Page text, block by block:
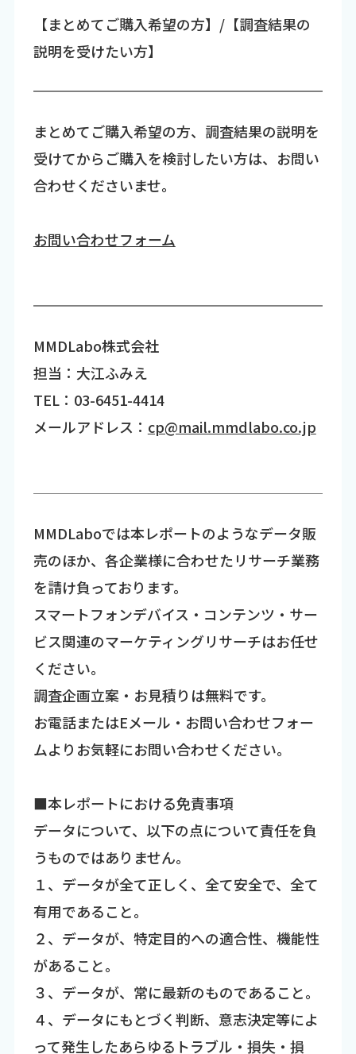
【まとめてご購入希望の方】/【調査結果の
説明を受けたい方】
まとめてご購入希望の方、調査結果の説明を
受けてからご購入を検討したい方は、お問い
合わせくださいませ。
お問い合わせフォーム
MMDLabo株式会社
担当：大江ふみえ
TEL：03-6451-4414
メールアドレス： cp@mail.mmdlabo.co.jp
MMDLaboでは本レポートのようなデータ販
売のほか、各企業様に合わせたリサーチ業務
を請け負っております。
スマートフォンデバイス・コンテンツ・サー
ビス関連のマーケティングリサーチはお任せ
ください。
調査企画立案・お見積りは無料です。
お電話またはEメール・お問い合わせフォー
ムよりお気軽にお問い合わせください。
■本レポートにおける免責事項
データについて、以下の点について責任を負
うものではありません。
１、データが全て正しく、全て安全で、全て
有用であること。
２、データが、特定目的への適合性、機能性
があること。
３、データが、常に最新のものであること。
４、データにもとづく判断、意志決定等によ
って発生したあらゆるトラブル・損失・損